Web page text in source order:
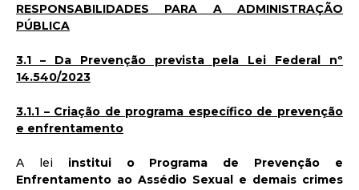
RESPONSABILIDADES PARA A ADMINISTRAÇÃO
PÚBLICA
3.1 – Da Prevenção prevista pela Lei Federal nº
14.540/2023
3.1.1 – Criação de programa específico de prevenção
e enfrentamento
A lei institui o Programa de Prevenção e
Enfrentamento ao Assédio Sexual e demais crimes